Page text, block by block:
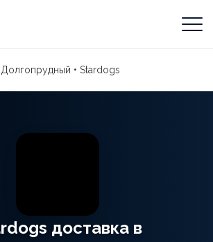
Долгопрудный • Stardogs
доставка в